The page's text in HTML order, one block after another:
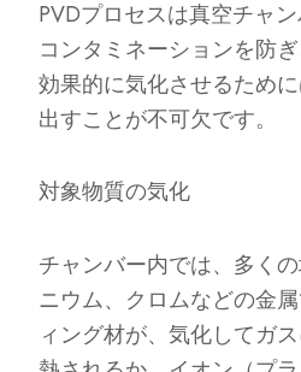
PVDプロセスは真空チャン
コンタミネーションを防
効果的に気化させるため
出すことが不可欠です。
対象物質の気化
チャンバー内では、多く
ニウム、クロムなどの金
ィング材が、気化してガ